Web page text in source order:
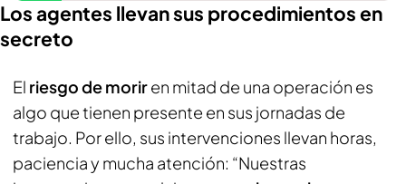
Los agentes llevan sus procedimientos en
secreto
El riesgo de moriren mitad de una operación es
algo que tienen presente en sus jornadas de
trabajo. Por ello, sus intervenciones llevan horas,
paciencia y mucha atención: “Nuestras